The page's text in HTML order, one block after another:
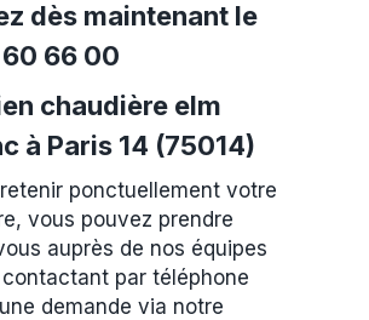
dès maintenant le
66 00
chaudière elm
à Paris 14 (75014)
ponctuellement votre
vous pouvez prendre
auprès de nos équipes
par téléphone
demande via notre